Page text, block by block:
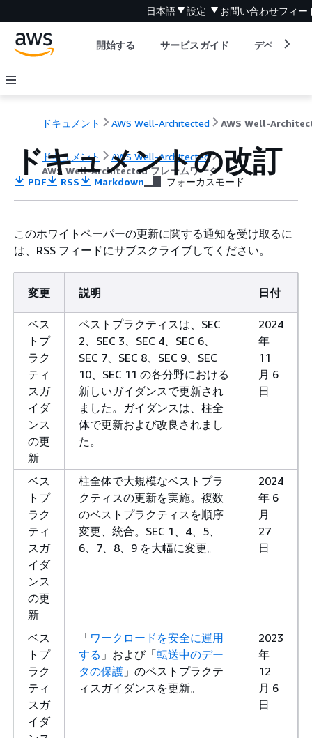
日本語 設定 お問い合わせフィー
開始する サービスガイド デベロッパ
ドキュメント AWS Well-Architected
ドキュメント
AWS Well-Architected
AWS Well-Architected フレームワーク
ドキュメントの改訂
PDF RSS Markdown フォーカスモード
このホワイトペーパーの更新に関する通知を受け取るに
は、RSS フィードにサブスクライブしてください。
変更 説明 日付
ベス
トプ
ラク
ティ
スガ
イダ
ンス
の更
新
ベストプラクティスは、SEC
2、SEC 3、SEC 4、SEC 6、
SEC 7、SEC 8、SEC 9、SEC
10、SEC 11 の各分野における
新しいガイダンスで更新され
ました。ガイダンスは、柱全
体で更新および改良されまし
た。
2024
年
11
月 6
日
ベス
トプ
ラク
ティ
スガ
イダ
ンス
の更
新
柱全体で大規模なベストプラ
クティスの更新を実施。複数
のベストプラクティスを順序
変更、統合。SEC 1、4、5、
6、7、8、9 を大幅に変更。
2024
年 6
月
27
日
ベス
トプ
ラク
ティ
スガ
イダ
「ワークロードを安全に運用
する 」および「転送中のデー
タの保護 」のベストプラクテ
ィスガイダンスを更新。
2023
年
12
月 6
日